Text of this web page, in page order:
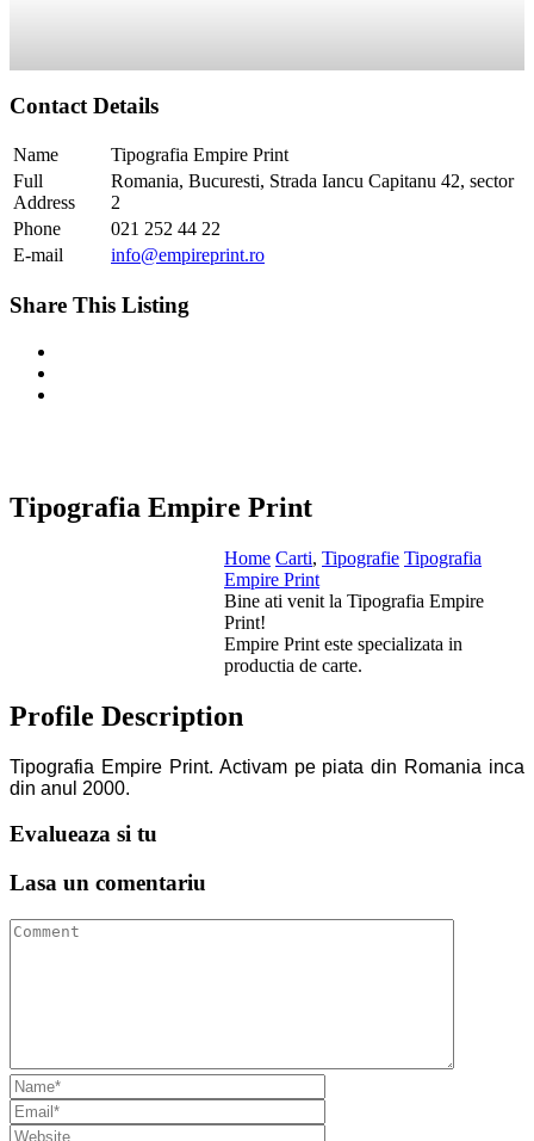
Contact Details
Name
Tipografia Empire Print
Full
Address
Romania, Bucuresti, Strada Iancu Capitanu 42, sector
2
Phone
021 252 44 22
E-mail
info@empireprint.ro
Share This Listing
Tipografia Empire Print
Home Carti, Tipografie Tipografia
Empire Print
Bine ati venit la Tipografia Empire
Print!
Empire Print este specializata in
productia de carte.
Profile Description
Tipografia Empire Print. Activam pe piata din Romania inca
din anul 2000.
Evalueaza si tu
Lasa un comentariu